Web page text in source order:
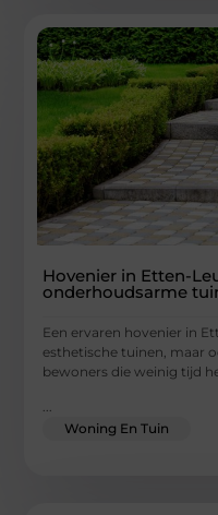
Hovenier in Etten-
onderhoudsarme
Een ervaren hovenier in
esthetische tuinen, maar
bewoners die weinig tijd
...
Woning En Tuin